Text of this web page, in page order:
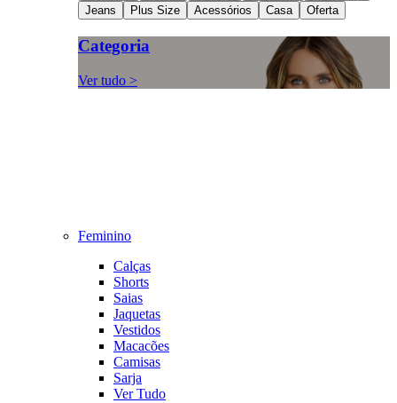
Jeans
Plus Size Acessórios Casa Oferta
Categoria
Ver tudo >
Feminino
Calças
Shorts
Saias
Jaquetas
Vestidos
Macacões
Camisas
Sarja
Ver Tudo